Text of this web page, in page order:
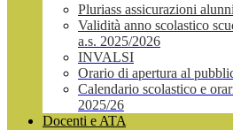
Pluriass assicurazioni alunni
Validità anno scolastico
a.s. 2025/2026
INVALSI
Orario di apertura al
Calendario scolastico e
2025/26
Docenti e ATA